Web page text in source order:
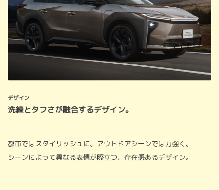
デザイン
洗練とタフさが融合するデザイン。
都市ではスタイリッシュに。アウトドアシーンでは力強く。
シーンによって異なる表情が際立つ、存在感あるデザイン。